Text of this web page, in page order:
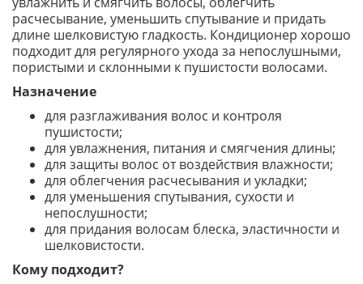
расчесывание, уменьшить спутывание и придать
длине шелковистую гладкость. Кондиционер хорошо
подходит для регулярного ухода за непослушными,
пористыми и склонными к пушистости волосами.
Назначение
для разглаживания волос и контроля
пушистости;
для увлажнения, питания и смягчения длины;
для защиты волос от воздействия влажности;
для облегчения расчесывания и укладки;
для уменьшения спутывания, сухости и
непослушности;
для придания волосам блеска, эластичности и
шелковистости.
Кому подходит?